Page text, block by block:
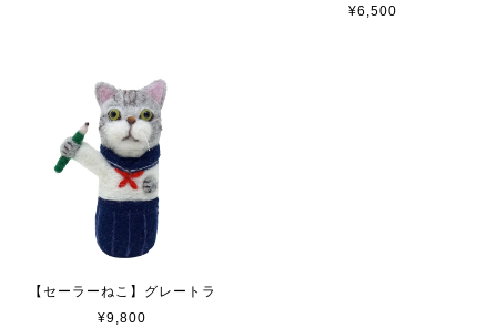
¥6,500
【セーラーねこ】グレートラ
¥9,800